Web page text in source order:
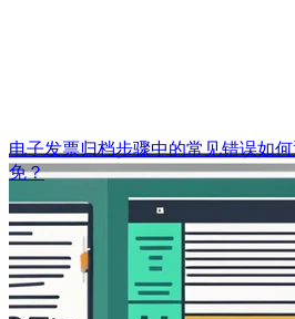
电子发票归档步骤中的常见错误如
免？